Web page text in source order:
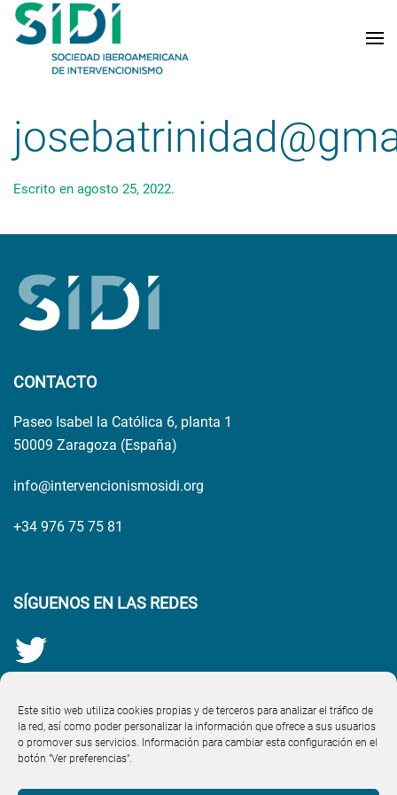
Este sitio web utiliza cookies propias y de terceros para analizar el tráfico de
la red, así como poder personalizar la información que ofrece a sus usuarios
o promover sus servicios. Información para cambiar esta configuración en el
botón "Ver preferencias".
Skip to main content
Escrito en agosto 25, 2022.
CONTACTO
Paseo Isabel la Católica 6, planta 1
50009 Zaragoza (España)
info@intervencionismosidi.org
+34 976 75 75 81
SÍGUENOS EN LAS REDES